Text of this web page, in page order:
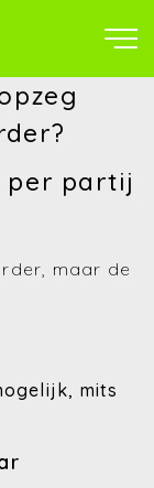
per partij
maar de
mits